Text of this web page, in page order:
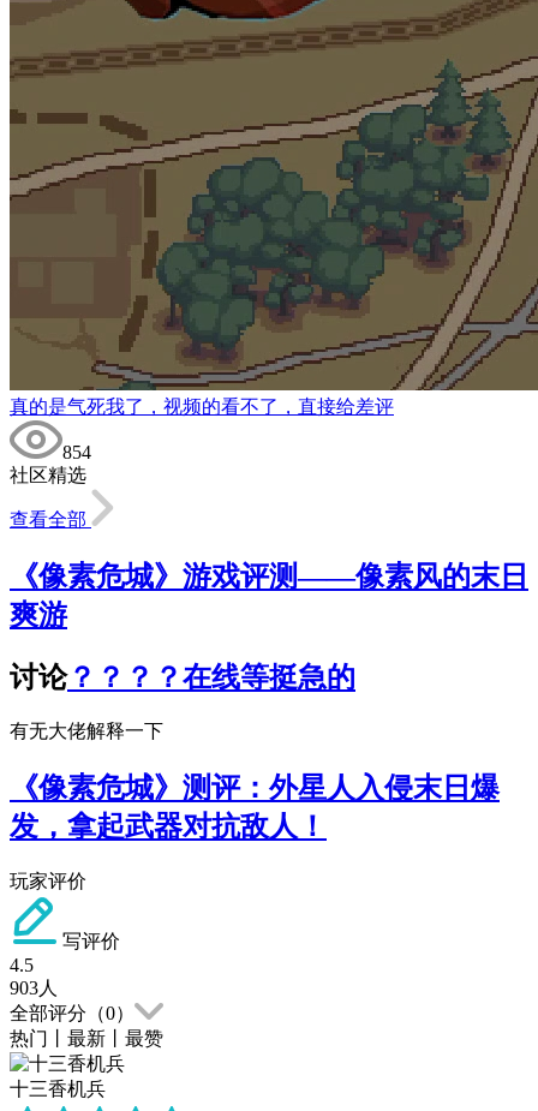
真的是气死我了，视频的看不了，直接给差评
854
社区精选
查看全部
《像素危城》游戏评测——像素风的末日
爽游
讨论？？？？在线等挺急的
有无大佬解释一下
《像素危城》测评：外星人入侵末日爆
发，拿起武器对抗敌人！
玩家评价
写评价
4.5
903人
全部评分（0）
热门
最新 最赞
十三香机兵